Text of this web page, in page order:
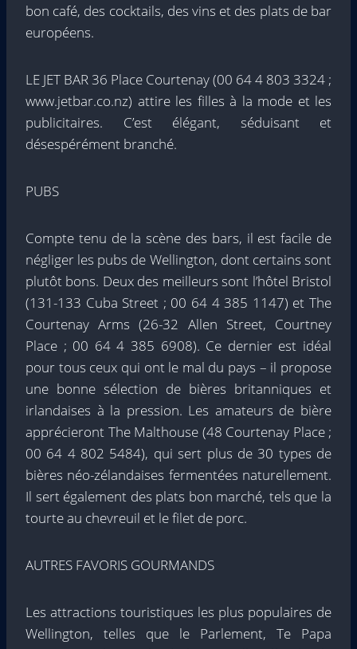
bon café, des cocktails, des vins et des plats de bar
européens.
LE JET BAR 36 Place Courtenay (00 64 4 803 3324 ;
www.jetbar.co.nz) attire les filles à la mode et les
publicitaires. C’est élégant, séduisant et
désespérément branché.
PUBS
Compte tenu de la scène des bars, il est facile de
négliger les pubs de Wellington, dont certains sont
plutôt bons. Deux des meilleurs sont l’hôtel Bristol
(131-133 Cuba Street ; 00 64 4 385 1147) et The
Courtenay Arms (26-32 Allen Street, Courtney
Place ; 00 64 4 385 6908). Ce dernier est idéal
pour tous ceux qui ont le mal du pays – il propose
une bonne sélection de bières britanniques et
irlandaises à la pression. Les amateurs de bière
apprécieront The Malthouse (48 Courtenay Place ;
00 64 4 802 5484), qui sert plus de 30 types de
bières néo-zélandaises fermentées naturellement.
Il sert également des plats bon marché, tels que la
tourte au chevreuil et le filet de porc.
AUTRES FAVORIS GOURMANDS
Les attractions touristiques les plus populaires de
Wellington, telles que le Parlement, Te Papa